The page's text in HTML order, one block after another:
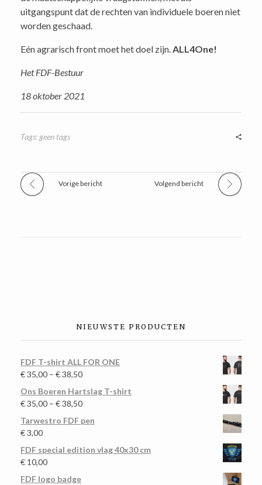
uitgangspunt dat de rechten van individuele boeren niet
worden geschaad.
Eén agrarisch front moet het doel zijn.ALL4One!
Het FDF-Bestuur
18 oktober 2021
Tags: geen tags
Vorige bericht Volgend bericht
NIEUWSTE PRODUCTEN
FDF T-shirt ALL FOR ONE
€35,00 – €38,50
Ons Boeren Hartslag T-shirt
€35,00 – €38,50
Tarwestro FDF pen
€3,00
FDF special edition vlag 40x30 cm
€ 10,00
FDF logo badge